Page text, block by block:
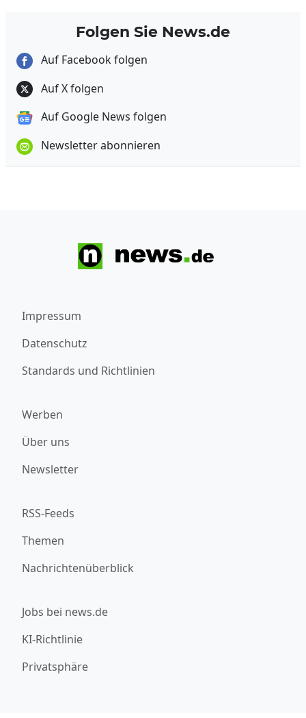
Folgen Sie News.de
Auf Facebook folgen
Auf X folgen
Auf Google News folgen
Newsletter abonnieren
Impressum
Datenschutz
Standards und Richtlinien
Werben
Über uns
Newsletter
RSS-Feeds
Themen
Nachrichtenüberblick
Jobs bei news.de
KI-Richtlinie
Privatsphäre